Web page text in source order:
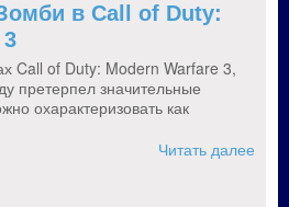
в Call of Duty:
Call of Duty: Modern Warfare 3,
претерпел значительные
охарактеризовать как
Читать далее